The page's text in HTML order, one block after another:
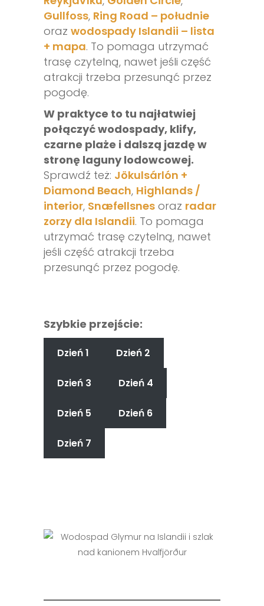
Gullfoss, Ring Road – południe
oraz wodospady Islandii – lista
+ mapa. To pomaga utrzymać
trasę czytelną, nawet jeśli część
atrakcji trzeba przesunąć przez
pogodę.
W praktyce to tu najłatwiej
połączyć wodospady, klify,
czarne plaże i dalszą jazdę w
stronę laguny lodowcowej.
Sprawdź też: Jökulsárlón +
Diamond Beach, Highlands /
interior, Snæfellsnes oraz radar
zorzy dla Islandii. To pomaga
utrzymać trasę czytelną, nawet
jeśli część atrakcji trzeba
przesunąć przez pogodę.
Szybkie przejście:
Dzień 1 Dzień 2
Dzień 3 Dzień 4
Dzień 5 Dzień 6
Dzień 7